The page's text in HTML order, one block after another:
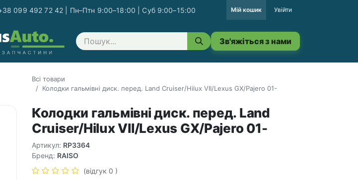
099 492 72 42 | Пн–Птн 9:00–18:00 | Суб 9:00–15:00 Мій кошик Увійти
Зв'яжіться з нами
Всі товари
Колодки гальмівні диск. перед. Land Cruiser/Hilux VII/Lexus GX/Pajero 01-
Колодки гальмівні диск. перед. Land
Cruiser/Hilux VII/Lexus GX/Pajero 01-
Артикул: RP3364
Бренд: RAISO
(відгук 0 )